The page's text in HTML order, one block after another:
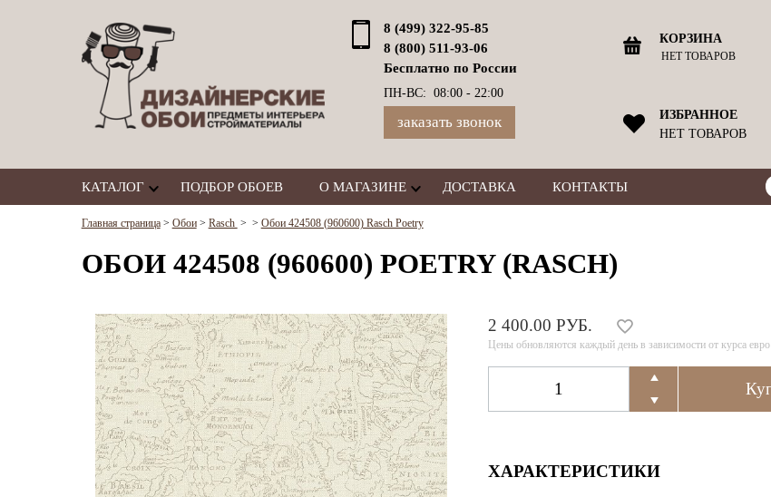
8 (499) 322-95-85
8 (800) 511-93-06
Бесплатно по России
ПН-ВС: 08:00 - 22:00
заказать звонок
КОРЗИНА
НЕТ ТОВАРОВ
ИЗБРАННОЕ
НЕТ ТОВАРОВ
КАТАЛОГ ПОДБОР ОБОЕВ О МАГАЗИНЕ ДОСТАВКА КОНТАКТЫ
Главная страница> Обои> Rasch > > Обои 424508 (960600) Rasch Poetry
ОБОИ 424508 (960600) POETRY (RASCH)
2 400.00 РУБ.
Цены обновляются каждый день в зависимости от курса евро
ХАРАКТЕРИСТИКИ